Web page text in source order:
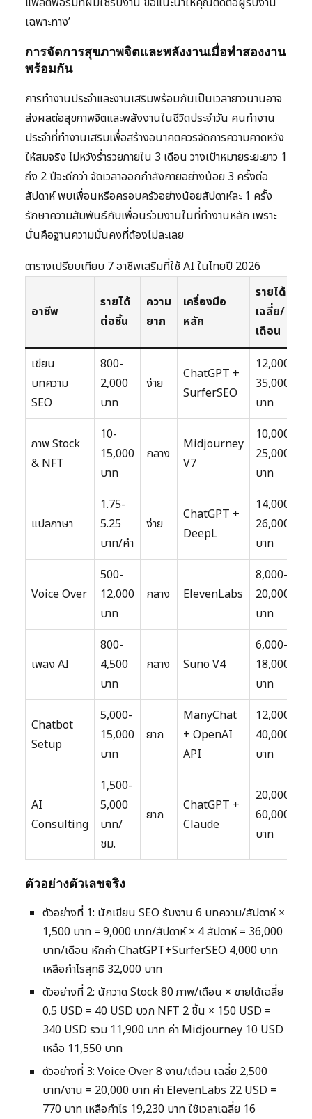
เฉพาะทาง’
การจัดการสุขภาพจิตและพลังงานเมื่อทำสองงาน
พร้อมกัน
การทำงานประจำและงานเสริมพร้อมกันเป็นเวลายาวนานอาจ
ส่งผลต่อสุขภาพจิตและพลังงานในชีวิตประจำวัน คนทำงาน
ประจำที่ทำงานเสริมเพื่อสร้างอนาคตควรจัดการความคาดหวัง
ให้สมจริง ไม่หวังร่ำรวยภายใน 3 เดือน วางเป้าหมายระยะยาว 1
ถึง 2 ปีจะดีกว่า จัดเวลาออกกำลังกายอย่างน้อย 3 ครั้งต่อ
สัปดาห์ พบเพื่อนหรือครอบครัวอย่างน้อยสัปดาห์ละ 1 ครั้ง
รักษาความสัมพันธ์กับเพื่อนร่วมงานในที่ทำงานหลัก เพราะ
นั่นคือฐานความมั่นคงที่ต้องไม่ละเลย
ตารางเปรียบเทียบ 7 อาชีพเสริมที่ใช้ AI ในไทยปี 2026
อาชีพ
รายได้
ต่อชิ้น
ความ
ยาก
เครื่องมือ
หลัก
รายได้
เฉลี่ย/
เดือน
เขียน
บทความ
SEO
800-
2,000
บาท
ง่าย
ChatGPT +
SurferSEO
12,000-
35,000
บาท
ภาพ Stock
& NFT
10-
15,000
บาท
กลาง
Midjourney
V7
10,000-
25,000
บาท
แปลภาษา
1.75-
5.25
บาท/คำ
ง่าย
ChatGPT +
DeepL
14,000-
26,000
บาท
Voice Over
500-
12,000
บาท
กลาง ElevenLabs
8,000-
20,000
บาท
เพลง AI
800-
4,500
บาท
กลาง Suno V4
6,000-
18,000
บาท
Chatbot
Setup
5,000-
15,000
บาท
ยาก
ManyChat
+ OpenAI
API
12,000-
40,000
บาท
AI
Consulting
1,500-
5,000
บาท/
ชม.
ยาก
ChatGPT +
Claude
20,000-
60,000
บาท
ตัวอย่างตัวเลขจริง
ตัวอย่างที่ 1: นักเขียน SEO รับงาน 6 บทความ/สัปดาห์ ×
1,500 บาท = 9,000 บาท/สัปดาห์ × 4 สัปดาห์ = 36,000
บาท/เดือน หักค่า ChatGPT+SurferSEO 4,000 บาท
เหลือกำไรสุทธิ 32,000 บาท
ตัวอย่างที่ 2: นักวาด Stock 80 ภาพ/เดือน × ขายได้เฉลี่ย
0.5 USD = 40 USD บวก NFT 2 ชิ้น × 150 USD =
340 USD รวม 11,900 บาท ค่า Midjourney 10 USD
เหลือ 11,550 บาท
ตัวอย่างที่ 3: Voice Over 8 งาน/เดือน เฉลี่ย 2,500
บาท/งาน = 20,000 บาท ค่า ElevenLabs 22 USD =
770 บาท เหลือกำไร 19,230 บาท ใช้เวลาเฉลี่ย 16